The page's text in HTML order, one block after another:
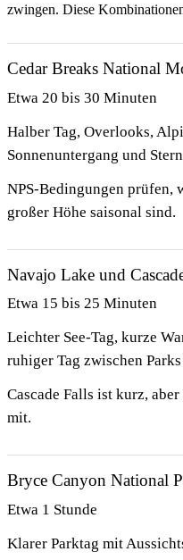
zwingen. Diese
Cedar Breaks National
Etwa 20 bis 30 Minuten
Halber Tag, Overlooks,
Sonnenuntergang und
NPS-Bedingungen prüfen,
großer Höhe saisonal sind.
Navajo Lake und
Etwa 15 bis 25 Minuten
Leichter See-Tag, kurze
ruhiger Tag zwischen Parks
Cascade Falls ist kurz,
mit.
Bryce Canyon National
Etwa 1 Stunde
Klarer Parktag mit